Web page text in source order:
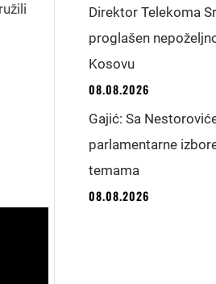
Direktor Telekoma
proglašen
Kosovu
08.08.2026
Gajić: Sa
parlamentarne
temama
08.08.2026